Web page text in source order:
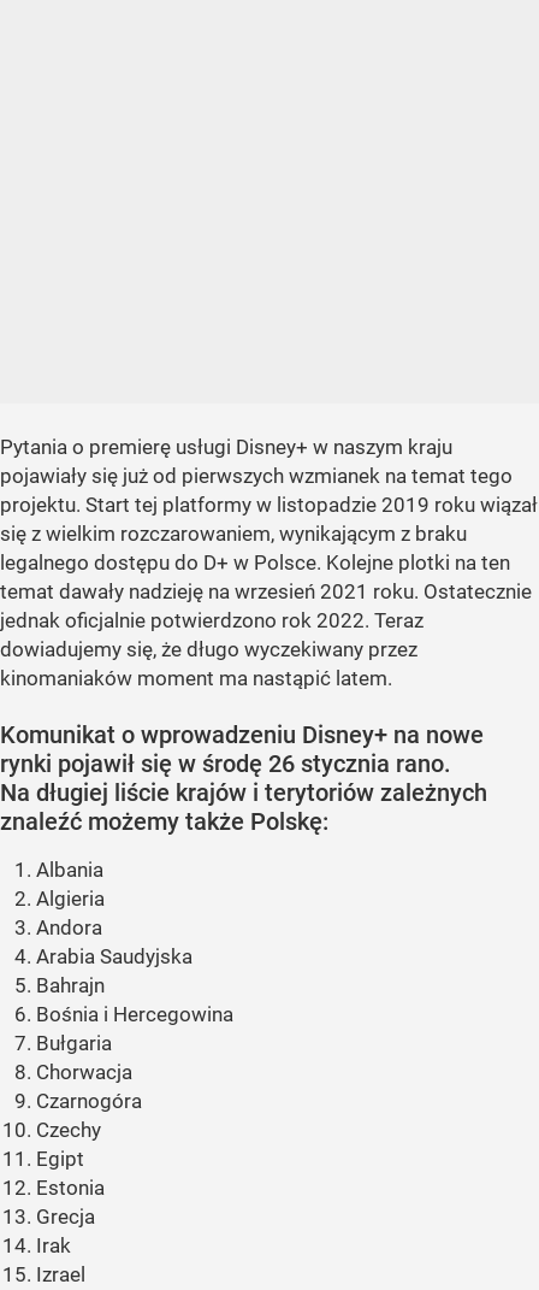
Pytania o premierę usługi Disney+ w naszym kraju
pojawiały się już od pierwszych wzmianek na temat tego
projektu. Start tej platformy w listopadzie 2019 roku wiązał
się z wielkim rozczarowaniem, wynikającym z braku
legalnego dostępu do D+ w Polsce. Kolejne plotki na ten
temat dawały nadzieję na wrzesień 2021 roku. Ostatecznie
jednak oficjalnie potwierdzono rok 2022. Teraz
dowiadujemy się, że długo wyczekiwany przez
kinomaniaków moment ma nastąpić latem.
Komunikat o wprowadzeniu Disney+ na nowe
rynki pojawił się w środę 26 stycznia rano.
Na długiej liście krajów i terytoriów zależnych
znaleźć możemy także Polskę:
Albania
Algieria
Andora
Arabia Saudyjska
Bahrajn
Bośnia i Hercegowina
Bułgaria
Chorwacja
Czarnogóra
Czechy
Egipt
Estonia
Grecja
Irak
Izrael